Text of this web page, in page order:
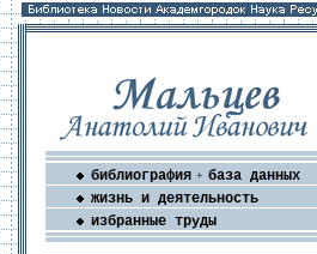
библиография + база данных
жизнь и деятельность
избранные труды